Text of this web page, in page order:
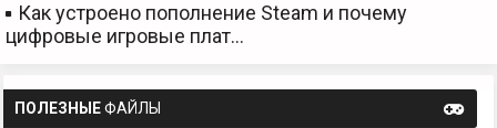
Как устроено пополнение Steam и почему
цифровые игровые плат…
ПОЛЕЗНЫЕФАЙЛЫ